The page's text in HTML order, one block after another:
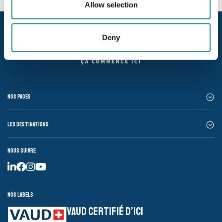
Allow selection
Deny
Nos pages
Les destinations
Nous suivre
Nos labels
VAUD CERTIFIÉ D’ICI